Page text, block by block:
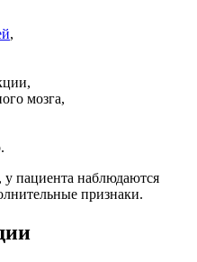
,
мозга,
у пациента наблюдаются
признаки.